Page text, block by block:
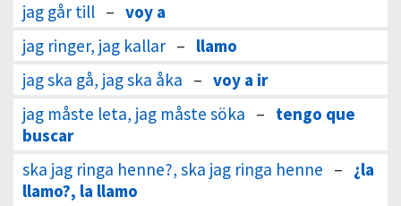
jag går till – voy a
jag ringer, jag kallar – llamo
jag ska gå, jag ska åka – voy a ir
jag måste leta, jag måste söka – tengo que
buscar
ska jag ringa henne?, ska jag ringa henne – ¿la
llamo?, la llamo